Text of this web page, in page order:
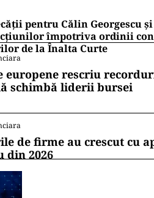
pentru Călin Georgescu
împotriva ordinii
de la Înalta Curte
europene rescriu
schimbă liderii bursei
de firme au crescut cu
din 2026